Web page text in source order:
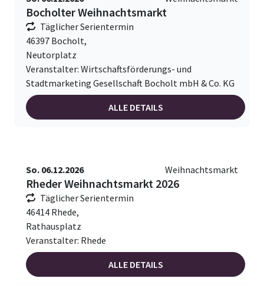
Bocholter Weihnachtsmarkt
Täglicher Serientermin
46397 Bocholt,
Neutorplatz
Veranstalter: Wirtschaftsförderungs- und
Stadtmarketing Gesellschaft Bocholt mbH & Co. KG
ALLE DETAILS
So. 06.12.2026 Weihnachtsmarkt
Rheder Weihnachtsmarkt 2026
Täglicher Serientermin
46414 Rhede,
Rathausplatz
Veranstalter: Rhede
ALLE DETAILS